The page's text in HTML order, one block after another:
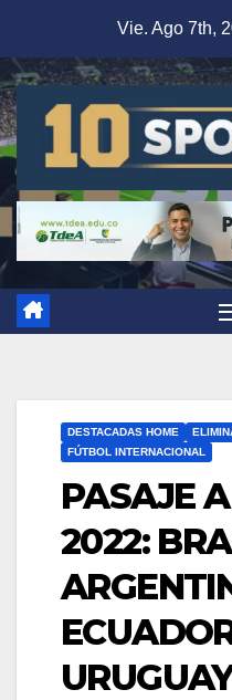
Vie. Ago 7th,
DESTACADAS HOME
FÚTBOL INTERNACIONAL
PASAJE
2022: